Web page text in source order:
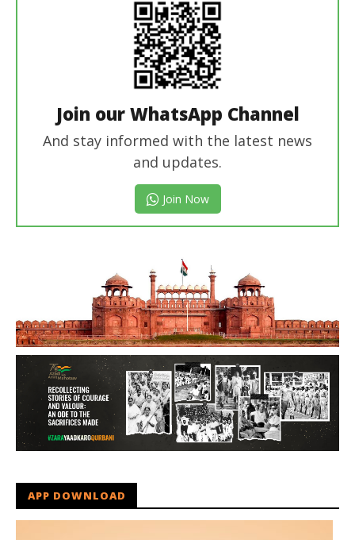
Join our WhatsApp Channel
And stay informed with the latest news
and updates.
Join Now
APP DOWNLOAD